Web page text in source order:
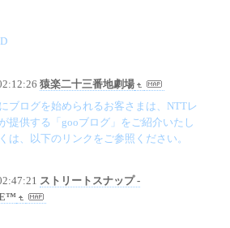
猿楽二十三番地劇場
ブログを始められるお客さまは、NTTレ
提供する「gooブログ」をご紹介いたし
は、以下のリンクをご参照ください。
ストリートスナップ -